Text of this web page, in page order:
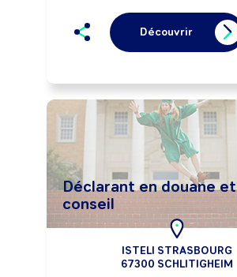
Découvrir
Déclarant en douane et
conseil
ISTELI STRASBOURG
67300 SCHLITIGHEIM